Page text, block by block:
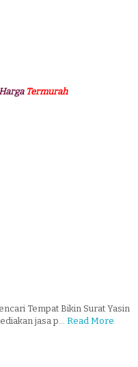
Termurah
Tempat Bikin Surat Yasin
jasa p…
Read More